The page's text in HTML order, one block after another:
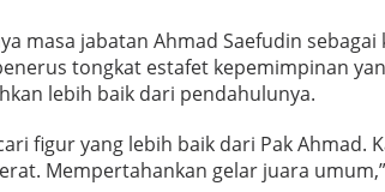
masa jabatan Ahmad Saefudin sebagai
tongkat estafet kepemimpinan
lebih baik dari pendahulunya.
figur yang lebih baik dari Pak Ahmad.
Mempertahankan gelar juara